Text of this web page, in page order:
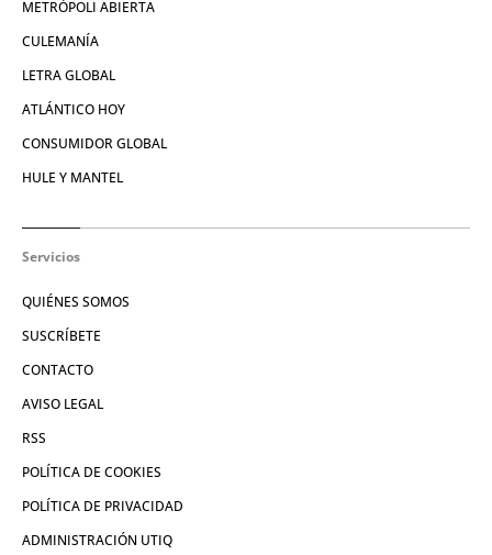
METRÓPOLI ABIERTA
CULEMANÍA
LETRA GLOBAL
ATLÁNTICO HOY
CONSUMIDOR GLOBAL
HULE Y MANTEL
Servicios
QUIÉNES SOMOS
SUSCRÍBETE
CONTACTO
AVISO LEGAL
RSS
POLÍTICA DE COOKIES
POLÍTICA DE PRIVACIDAD
ADMINISTRACIÓN UTIQ